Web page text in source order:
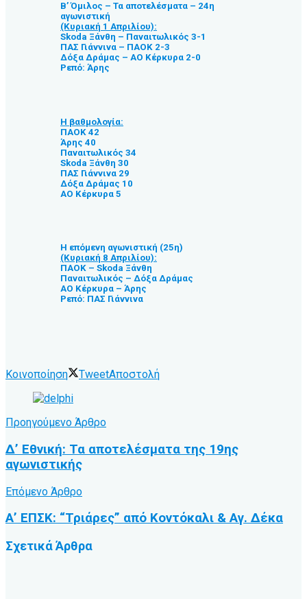
Β’ Όμιλος – Τα αποτελέσματα – 24η
αγωνιστική
(Κυριακή 1 Απριλίου):
Skoda Ξάνθη – Παναιτωλικός 3-1
ΠΑΣ Γιάννινα – ΠΑΟΚ 2-3
Δόξα Δράμας – ΑΟ Κέρκυρα 2-0
Ρεπό: Άρης
Η βαθμολογία:
ΠΑΟΚ 42
Άρης 40
Παναιτωλικός 34
Skoda Ξάνθη 30
ΠΑΣ Γιάννινα 29
Δόξα Δράμας 10
ΑΟ Κέρκυρα 5
Η επόμενη αγωνιστική (25η)
(Κυριακή 8 Απριλίου):
ΠΑΟΚ – Skoda Ξάνθη
Παναιτωλικός – Δόξα Δράμας
ΑΟ Κέρκυρα – Άρης
Ρεπό: ΠΑΣ Γιάννινα
Κοινοποίηση TweetΑποστολή
Προηγούμενο Άρθρο
Δ’ Εθνική: Τα αποτελέσματα της 19ης
αγωνιστικής
Επόμενο Άρθρο
Α’ ΕΠΣΚ: “Τριάρες” από Κοντόκαλι & Αγ. Δέκα
ΣχετικάΆρθρα